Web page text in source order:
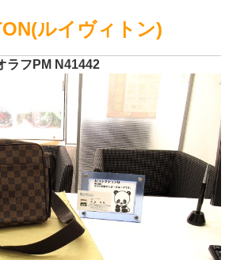
ルイヴィトン)
ラフPM N41442